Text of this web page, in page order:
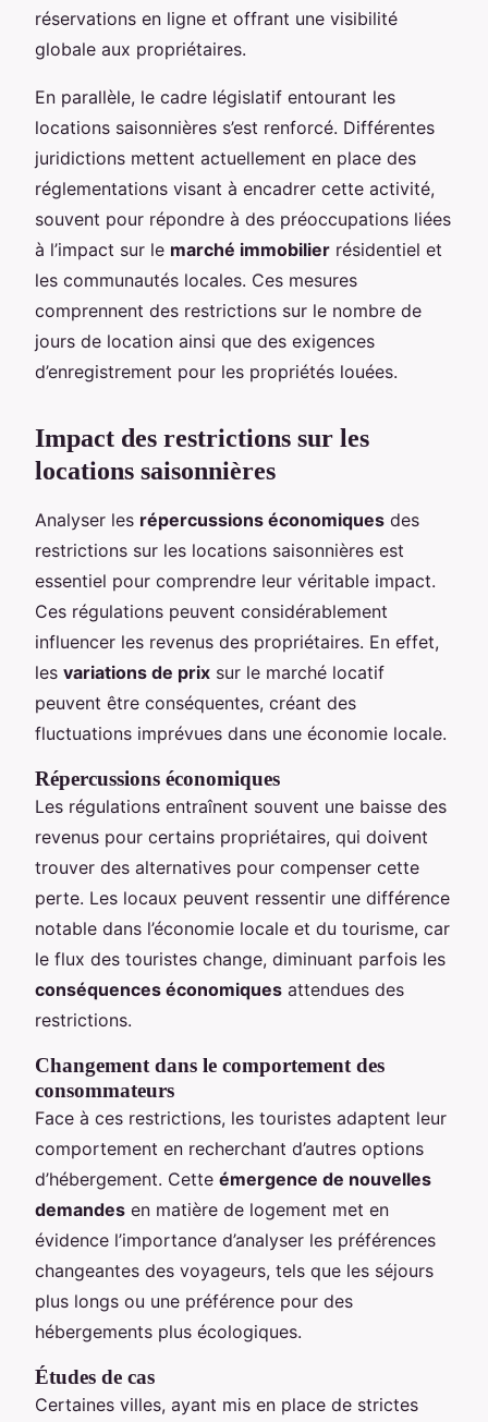
réservations en ligne et offrant une visibilité
globale aux propriétaires.
En parallèle, le cadre législatif entourant les
locations saisonnières s’est renforcé. Différentes
juridictions mettent actuellement en place des
réglementations visant à encadrer cette activité,
souvent pour répondre à des préoccupations liées
à l’impact sur le marché immobilier résidentiel et
les communautés locales. Ces mesures
comprennent des restrictions sur le nombre de
jours de location ainsi que des exigences
d’enregistrement pour les propriétés louées.
Impact des restrictions sur les
locations saisonnières
Analyser les répercussions économiques des
restrictions sur les locations saisonnières est
essentiel pour comprendre leur véritable impact.
Ces régulations peuvent considérablement
influencer les revenus des propriétaires. En effet,
les variations de prix sur le marché locatif
peuvent être conséquentes, créant des
fluctuations imprévues dans une économie locale.
Répercussions économiques
Les régulations entraînent souvent une baisse des
revenus pour certains propriétaires, qui doivent
trouver des alternatives pour compenser cette
perte. Les locaux peuvent ressentir une différence
notable dans l’économie locale et du tourisme, car
le flux des touristes change, diminuant parfois les
conséquences économiques attendues des
restrictions.
Changement dans le comportement des
consommateurs
Face à ces restrictions, les touristes adaptent leur
comportement en recherchant d’autres options
d’hébergement. Cette émergence de nouvelles
demandes en matière de logement met en
évidence l’importance d’analyser les préférences
changeantes des voyageurs, tels que les séjours
plus longs ou une préférence pour des
hébergements plus écologiques.
Études de cas
Certaines villes, ayant mis en place de strictes